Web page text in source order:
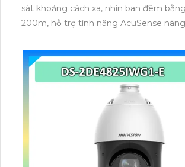
sát khoảng cách xa, nhìn ban đêm
200m, hỗ trợ tính năng AcuSense
nghệ Self-learning